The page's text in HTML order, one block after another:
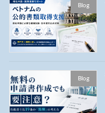
Blog
Blog